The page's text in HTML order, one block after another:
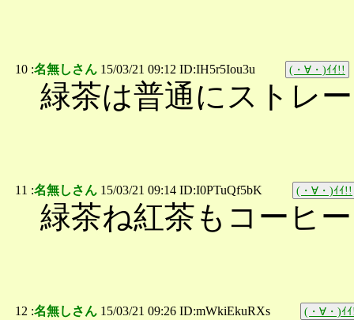
10 :名無しさん 15/03/21 09:12 ID:IH5r5Iou3u (・∀・)ｲｲ!!
緑茶は普通にストレ
11 :名無しさん 15/03/21 09:14 ID:I0PTuQf5bK (・∀・)ｲｲ!!
緑茶ね紅茶もコーヒ
12 :名無しさん 15/03/21 09:26 ID:mWkiEkuRXs (・∀・)ｲ